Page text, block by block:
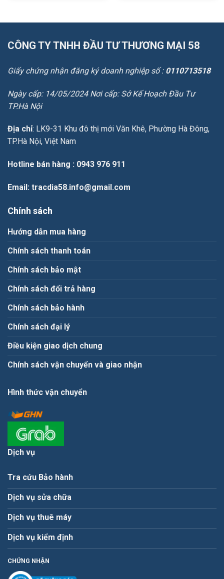
CÔNG TY TNHH ĐẦU TƯ THƯƠNG MẠI 58
Giấy chứng nhận đăng ký doanh nghiệp số : 0110713518
Ngày cấp: 14/05/2024 Nơi cấp: Sở Kế Hoạch Đầu Tư
TP.Hà Nội
Địa chỉ: LK9-31 Khu đô thị mới Văn Khê, Phường Hà Đông,
TP.Hà Nội, Việt Nam
Hotline bán hàng : 0943 976 911
Email: tracdia58.info@gmail.com
Chính sách
Hướng dẫn mua hàng
Chính sách thanh toán
Chính sách bảo mật
Chính sách đổi trả hàng
Chính sách bảo hành
Chính sách đại lý
Điều kiện giao dịch chung
Chính sách vận chuyển và giao nhận
Hình thức vận chuyển
Dịch vụ
Tra cứu Bảo hành
Dịch vụ sửa chữa
Dịch vụ thuê máy
Dịch vụ kiểm định
CHỨNG NHẬN